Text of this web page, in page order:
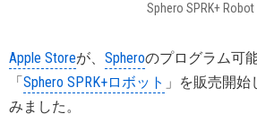
Sphero SPRK+ Robot
Apple Storeが、 Spheroのプログラム可
「Sphero SPRK+ロボット 」を販売開
みました。